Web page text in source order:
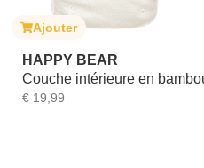
Ajouter
SOPHIE LA GIRAFE
Sophie la girafe
€